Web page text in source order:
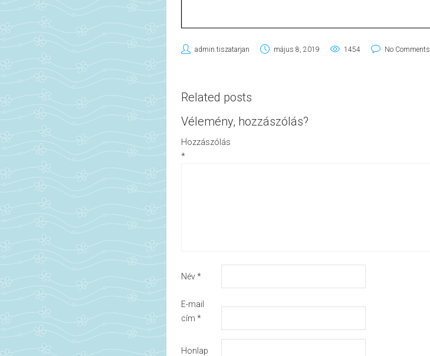
admin.tiszatarjan május 8, 2019 1454 No Comments
Related posts
Vélemény, hozzászólás?
Hozzászólás
*
Név*
E-mail
cím *
Honlap